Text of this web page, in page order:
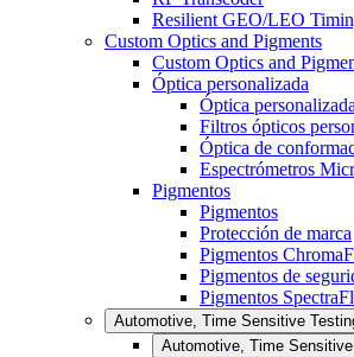
Resilient GEO/LEO
Custom Optics and Pigments
Custom Optics and
Óptica personalizada
Óptica personalizada
Filtros ópticos
Óptica de
Espectrómetros
Pigmentos
Pigmentos
Protección de marca
Pigmentos
Pigmentos de
Pigmentos
Automotive, Time Sensitive
Automotive, Time